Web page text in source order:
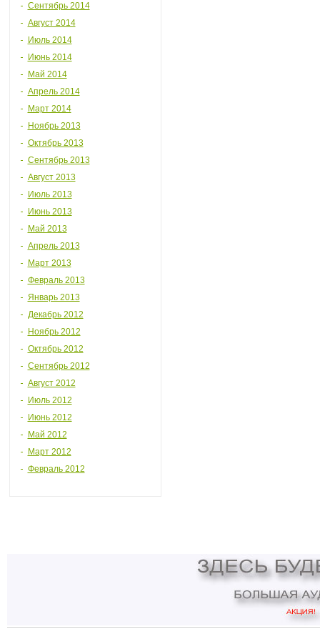
Сентябрь 2014
Август 2014
Июль 2014
Июнь 2014
Май 2014
Апрель 2014
Март 2014
Ноябрь 2013
Октябрь 2013
Сентябрь 2013
Август 2013
Июль 2013
Июнь 2013
Май 2013
Апрель 2013
Март 2013
Февраль 2013
Январь 2013
Декабрь 2012
Ноябрь 2012
Октябрь 2012
Сентябрь 2012
Август 2012
Июль 2012
Июнь 2012
Май 2012
Март 2012
Февраль 2012